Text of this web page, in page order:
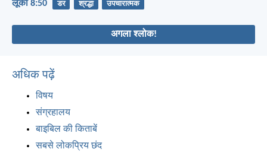
लूका 8:50 डर श्रद्धा उपचारात्मक
अगला श्लोक!
अधिक पढ़ें
विषय
संग्रहालय
बाइबिल की किताबें
सबसे लोकप्रिय छंद